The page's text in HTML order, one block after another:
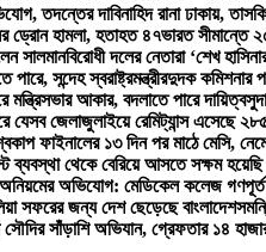
তদন্তের দাবিনাহিদ রানা ঢাকায়,
ড্রোন হামলা, হতাহত ৪৭ভারত সীমান্তে
সালমানবিরোধী দলের নেতারা ‘শেখ
সন্দেহ স্বরাষ্ট্রমন্ত্রীরদুদক কমিশনার
মন্ত্রিসভার আকার, বদলাতে পারে দায়িত্ব
যেসব জেলাজুলাইয়ে রেমিট্যান্স এসেছে
ফাইনালের ১৩ দিন পর মাঠে মেসি,
ব্যবস্থা থেকে বেরিয়ে আসতে সক্ষম
অভিযোগ: মেডিকেল কলেজ গণপূর্ত
সফরের জন্য দেশ ছেড়েছে বাংলাদেশ
সৌদির সাঁড়াশি অভিযান, গ্রেফতার ১৪